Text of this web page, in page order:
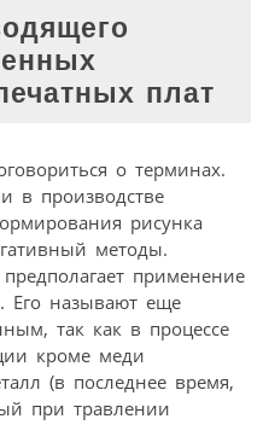
плат
о терминах.
в производстве
рисунка
методы.
применение
Его называют еще
так как в процессе
кроме меди
(в последнее время,
при травлении